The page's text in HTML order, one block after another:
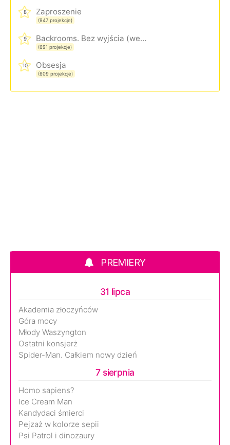
8 Zaproszenie
(947 projekcje)
9 Backrooms. Bez wyjścia (wersja rozszerzona)
(691 projekcje)
10 Obsesja
(609 projekcje)
PREMIERY
31 lipca
Akademia złoczyńców
Góra mocy
Młody Waszyngton
Ostatni konsjerż
Spider-Man. Całkiem nowy dzień
7 sierpnia
Homo sapiens?
Ice Cream Man
Kandydaci śmierci
Pejzaż w kolorze sepii
Psi Patrol i dinozaury